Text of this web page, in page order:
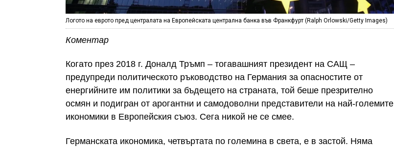
Логото на еврото пред централата на Европейската централна банка във Франкфурт (Ralph Orlowski/Getty Images)
Коментар
Когато през 2018 г. Доналд Тръмп – тогавашният президент на САЩ –
предупреди политическото ръководство на Германия за опасностите от
енергийните им политики за бъдещето на страната, той беше презрително
осмян и подигран от арогантни и самодоволни представители на най-големите
икономики в Европейския съюз. Сега никой не се смее.
Германската икономика, четвъртата по големина в света, е в застой. Няма